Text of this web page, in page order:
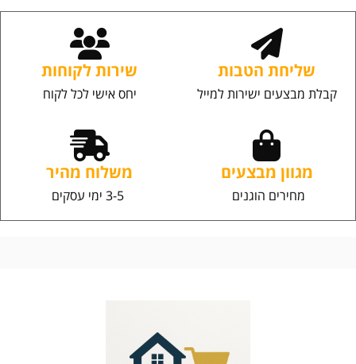
שליחת הטבות
קבלת מבצעים ישירות למייל
שירות לקוחות
יחס אישי לכל לקוח
מגוון מבצעים
מחירים הוגנים
משלוח מהיר